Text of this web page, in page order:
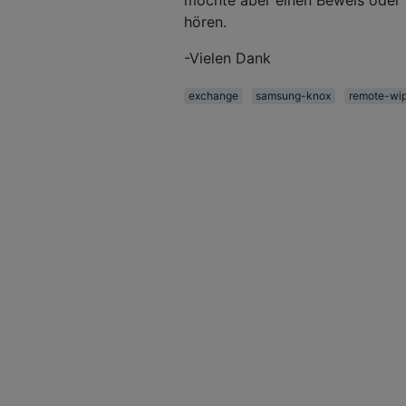
hören.
-Vielen Dank
exchange samsung-knox remote-